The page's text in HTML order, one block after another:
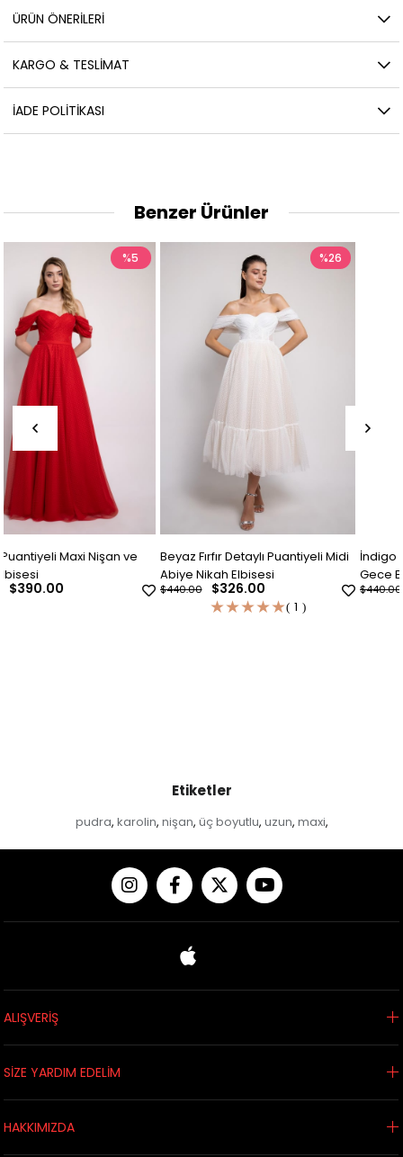
ÜRÜN ÖNERILERI
KARGO & TESLIMAT
İADE POLITIKASI
Benzer Ürünler
Beyaz Fırfır Detaylı Puantiyeli Midi
Abiye Nikah Elbisesi
$440.00
İndigo Mavi Puantiyeli Abiye ve
Gece Elbisesi
$440.00
Etiketler
pudra, karolin, nişan, üç boyutlu, uzun, maxi,
ALIŞVERİŞ
SİZE YARDIM EDELİM
HAKKIMIZDA